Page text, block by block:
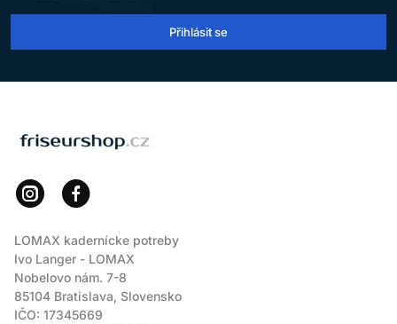
Přihlásit se
LOMAX kadernícke potreby
Ivo Langer - LOMAX
Nobelovo nám. 7-8
85104 Bratislava, Slovensko
IČO: 17345669